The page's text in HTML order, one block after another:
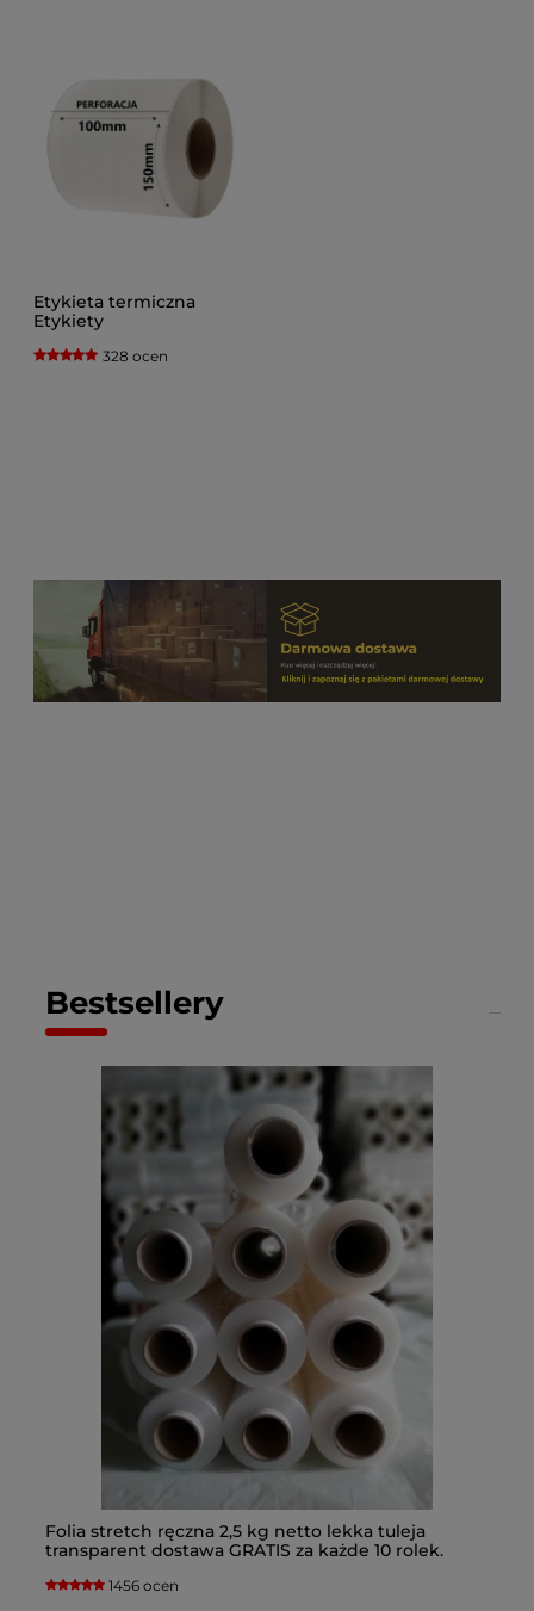
Etykieta termiczna
Etykiety
roli/rolka328 ocen
Bestsellery
Folia stretch ręczna 2,5 kg netto lekka tuleja
transparent dostawa GRATIS za każde 10 rolek.
1456 ocen